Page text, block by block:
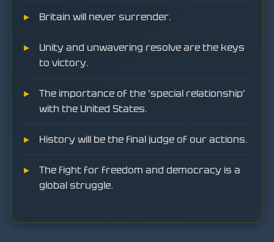
Britain will never surrender.
Unity and unwavering resolve are the keys
to victory.
The importance of the 'special relationship'
with the United States.
History will be the final judge of our actions.
The fight for freedom and democracy is a
global struggle.